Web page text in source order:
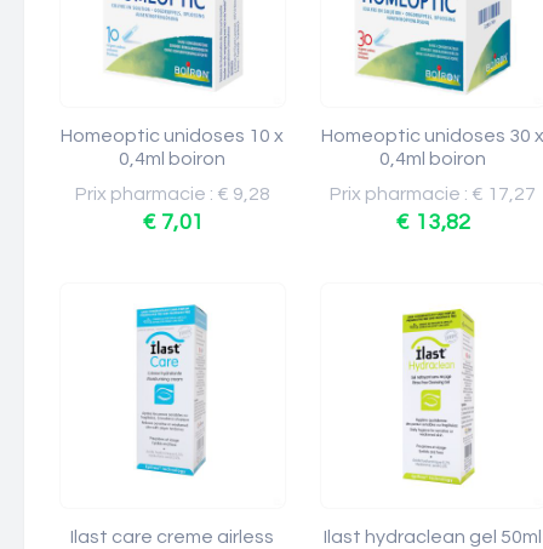
Homeoptic unidoses 10 x
0,4ml boiron
Prix pharmacie : € 9,28
€ 7,01
Homeoptic unidoses 30
0,4ml boiron
Prix pharmacie : € 17,27
€ 13,82
Ilast care creme airless
Ilast hydraclean gel 50ml